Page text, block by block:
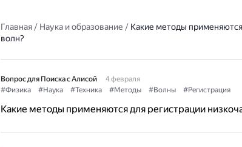
Главная/ Наука и образование / Какие методы
волн?
Вопрос для Поиска с Алисой
4 февраля
#Физика
#Наука #Техника #Методы #Волны #Регистрация
Какие методы применяются для регистрации